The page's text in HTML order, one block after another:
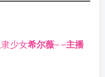
少女希尔薇––主播